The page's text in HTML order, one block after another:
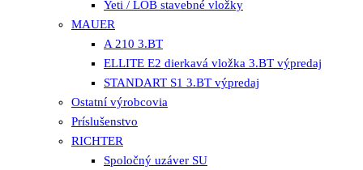
Yeti / LOB stavebné vložky
MAUER
A 210 3.BT
ELLITE E2 dierkavá vložka 3.BT výpredaj
STANDART S1 3.BT výpredaj
Ostatní výrobcovia
Príslušenstvo
RICHTER
Spoločný uzáver SU